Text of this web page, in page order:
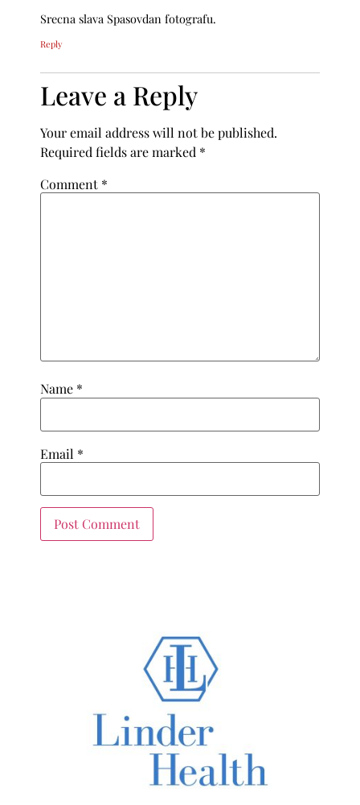
Srecna slava Spasovdan fotografu.
Reply
Leave a Reply
Your email address will not be published.
Required fields are marked *
Comment *
Name *
Email *